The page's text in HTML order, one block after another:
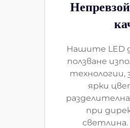
Нашите LED
ползване
технологии,
ярки
при
светлина.